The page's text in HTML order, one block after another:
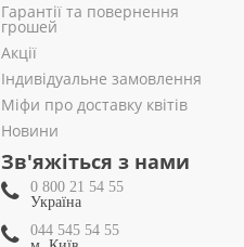
Гарантії та повернення
грошей
Акції
Індивідуальне замовлення
Міфи про доставку квітів
Новини
Зв'яжіться з нами
0 800 21 54 55
Україна
044 545 54 55